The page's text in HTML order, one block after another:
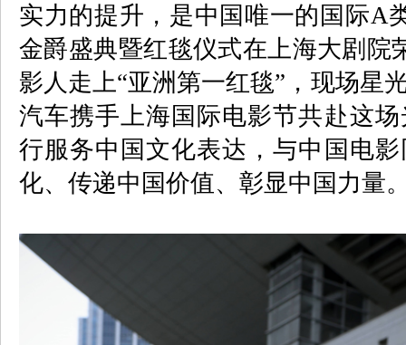
实力的提升，是中国唯一的国际A
金爵盛典暨红毯仪式在上海大剧院
影人走上“亚洲第一红毯”，现场星
汽车携手上海国际电影节共赴这
行服务中国文化表达，与中国电
化、传递中国价值、彰显中国力量